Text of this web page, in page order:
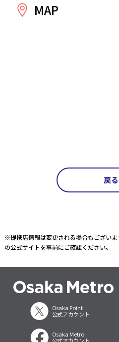
MAP
戻る
※提携店情報は変更される場合もござい
の公式サイトを事前にご確認ください。
Osaka Point
公式アカウント
Osaka Metro